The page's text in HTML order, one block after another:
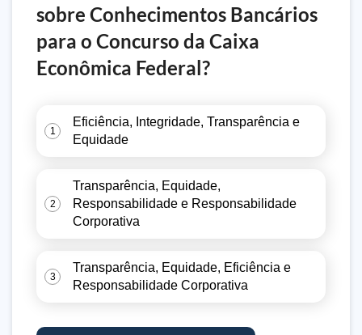
sobre Conhecimentos Bancários
para o Concurso da Caixa
Econômica Federal?
1
Eficiência, Integridade, Transparência e
Equidade
2
Transparência, Equidade,
Responsabilidade e Responsabilidade
Corporativa
3
Transparência, Equidade, Eficiência e
Responsabilidade Corporativa